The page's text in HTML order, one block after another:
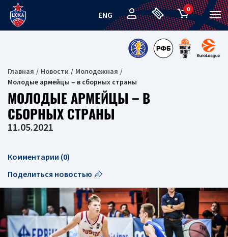
ENG
0
Главная Новости
Молодежная
Молодые армейцы – в сборных страны
МОЛОДЫЕ АРМЕЙЦЫ – В
СБОРНЫХ СТРАНЫ
11.05.2021
Комментарии (0)
Поделиться новостью